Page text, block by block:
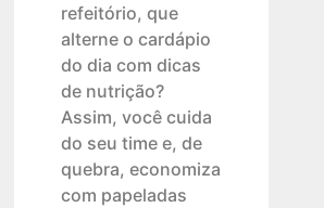
refeitório, que
alterne o cardápio
do dia com dicas
de nutrição?
Assim, você cuida
do seu time e, de
quebra, economiza
com papeladas